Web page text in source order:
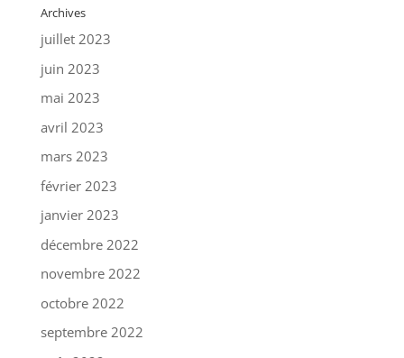
Archives
juillet 2023
juin 2023
mai 2023
avril 2023
mars 2023
février 2023
janvier 2023
décembre 2022
novembre 2022
octobre 2022
septembre 2022